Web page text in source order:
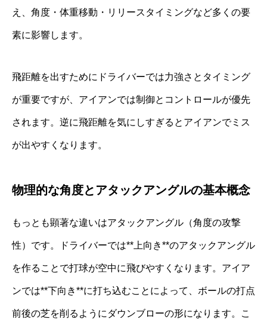
え、角度・体重移動・リリースタイミングなど多くの要
素に影響します。
飛距離を出すためにドライバーでは力強さとタイミング
が重要ですが、アイアンでは制御とコントロールが優先
されます。逆に飛距離を気にしすぎるとアイアンでミス
が出やすくなります。
物理的な角度とアタックアングルの基本概念
もっとも顕著な違いはアタックアングル（角度の攻撃
性）です。ドライバーでは**上向き**のアタックアングル
を作ることで打球が空中に飛びやすくなります。アイア
ンでは**下向き**に打ち込むことによって、ボールの打点
前後の芝を削るようにダウンブローの形になります。こ